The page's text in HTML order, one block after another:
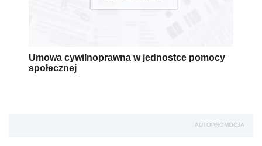
Umowa cywilnoprawna w jednostce pomocy
społecznej
AUTOPROMOCJA